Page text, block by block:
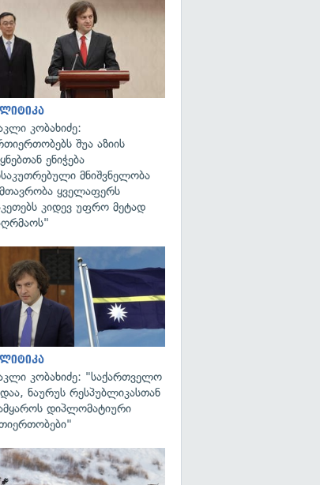
კობახიძე:
შუა აზიის
ენიჭება
მნიშვნელობა
ყველაფერს
კიდევ უფრო მეტად
კობახიძე: "საქართველო
ნაურუს რესპუბლიკასთან
დიპლომატიური